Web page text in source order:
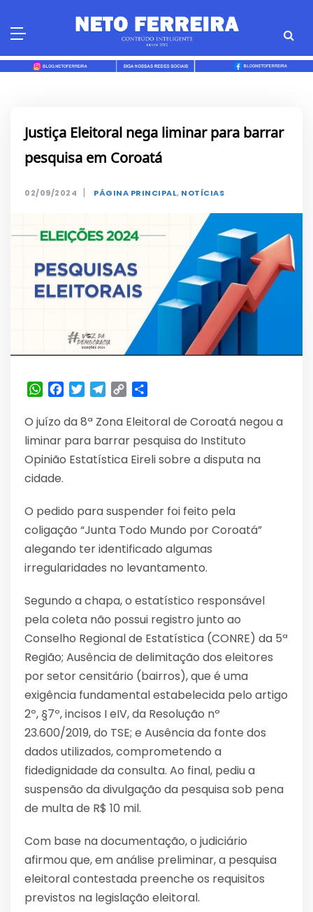
Justiça Eleitoral nega liminar para barrar
pesquisa em Coroatá
02/09/2024 | PÁGINA PRINCIPAL, NOTÍCIAS
WhatsApp
Facebook
TwitterTelegram
Copy
O juízo da 8ª Zona Eleitoral de Coroatá negou a
liminar para barrar pesquisa do Instituto
Opinião Estatística Eireli sobre a disputa na
cidade.
O pedido para suspender foi feito pela
coligação “Junta Todo Mundo por Coroatá”
alegando ter identificado algumas
irregularidades no levantamento.
Segundo a chapa, o estatístico responsável
pela coleta não possui registro junto ao
Conselho Regional de Estatística (CONRE) da 5ª
Região; Ausência de delimitação dos eleitores
por setor censitário (bairros), que é uma
exigência fundamental estabelecida pelo artigo
2º, §7º, incisos I eIV, da Resolução nº
23.600/2019, do TSE; e Ausência da fonte dos
dados utilizados, comprometendo a
fidedignidade da consulta. Ao final, pediu a
suspensão da divulgação da pesquisa sob pena
de multa de R$ 10 mil.
Com base na documentação, o judiciário
afirmou que, em análise preliminar, a pesquisa
eleitoral contestada preenche os requisitos
previstos na legislação eleitoral.